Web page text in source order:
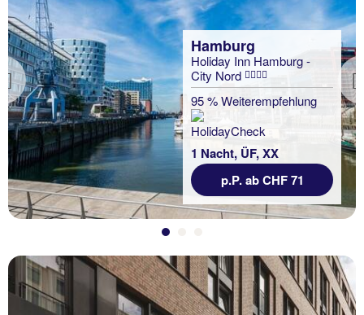
Previous
Hamburg
Holiday Inn Hamburg -
City Nord
95 % Weiterempfehlung
1 Nacht, ÜF, XX
p.P. ab CHF 71